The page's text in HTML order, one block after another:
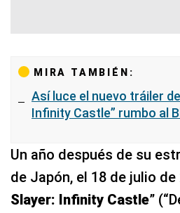
MIRA TAMBIÉN:
Así luce el nuevo tráiler
Infinity Castle” rumbo al
Un año después de su
de Japón, el 18 de julio de
Slayer: Infinity Castle”